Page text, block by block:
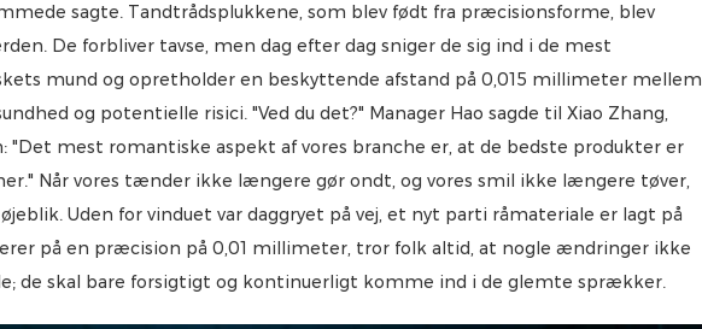
sagte. Tandtrådsplukkene, som blev født fra præcisionsforme, blev
De forbliver tavse, men dag efter dag sniger de sig ind i de mest
mund og opretholder en beskyttende afstand på 0,015 millimeter mellem
og potentielle risici. "Ved du det?" Manager Hao sagde til Xiao Zhang,
mest romantiske aspekt af vores branche er, at de bedste produkter er
Når vores tænder ikke længere gør ondt, og vores smil ikke længere tøver,
Uden for vinduet var daggryet på vej, et nyt parti råmateriale er lagt på
på en præcision på 0,01 millimeter, tror folk altid, at nogle ændringer ikke
de skal bare forsigtigt og kontinuerligt komme ind i de glemte sprækker.